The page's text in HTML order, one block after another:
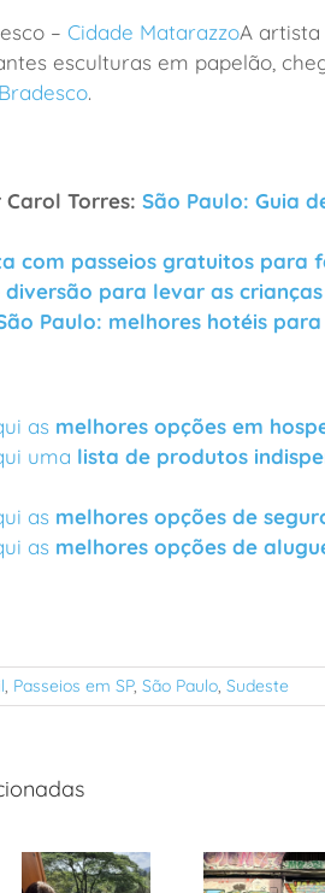
– Cidade MatarazzoA
esculturas em papelão,
.
Torres: São Paulo: Guia
com passeios gratuitos para
diversão para levar as
Paulo: melhores hotéis
as melhores opções em
uma lista de produtos
as melhores opções de
as melhores opções de
, Passeios em SP, São Paulo, Sudeste